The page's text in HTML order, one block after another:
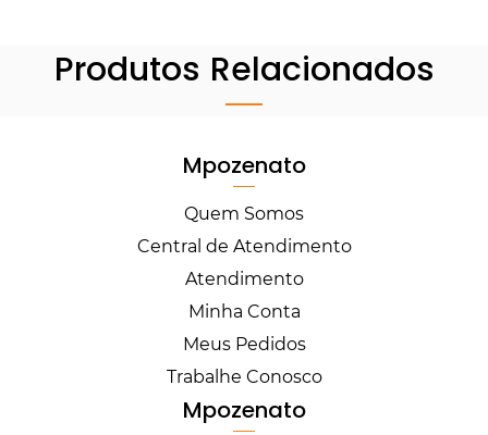
Produtos Relacionados
Mpozenato
Quem Somos
Central de Atendimento
Atendimento
Minha Conta
Meus Pedidos
Trabalhe Conosco
Mpozenato